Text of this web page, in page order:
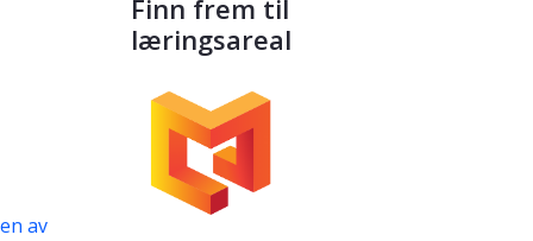
av
Finn frem til
læringsareal